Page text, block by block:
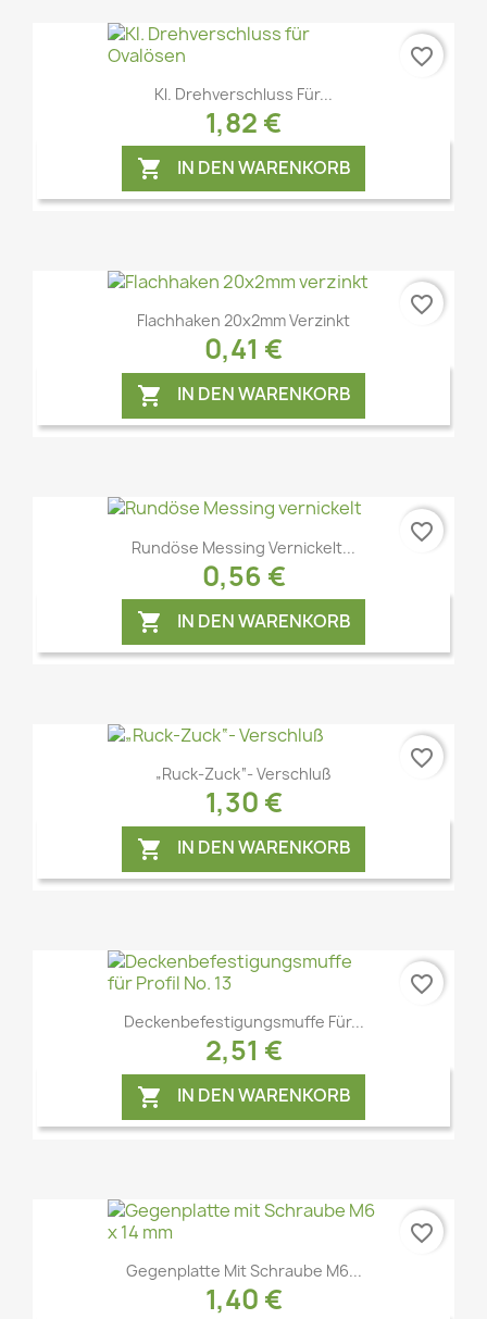
Vorschau
Kl. Drehverschluss Für...
1,82 €
 IN DEN WARENKORB
favorite_border
Vorschau
Flachhaken 20x2mm Verzinkt
0,41 €
 IN DEN WARENKORB
favorite_border
 Vorschau
Rundöse Messing Vernickelt...
0,56 €
 IN DEN WARENKORB
favorite_border
Vorschau
„Ruck-Zuck“- Verschluß
1,30 €
 IN DEN WARENKORB
favorite_border
Deckenbefestigungsmuffe Für...
2,51 €
 IN DEN WARENKORB
favorite_border
Gegenplatte Mit Schraube M6...
1,40 €
favorite_border